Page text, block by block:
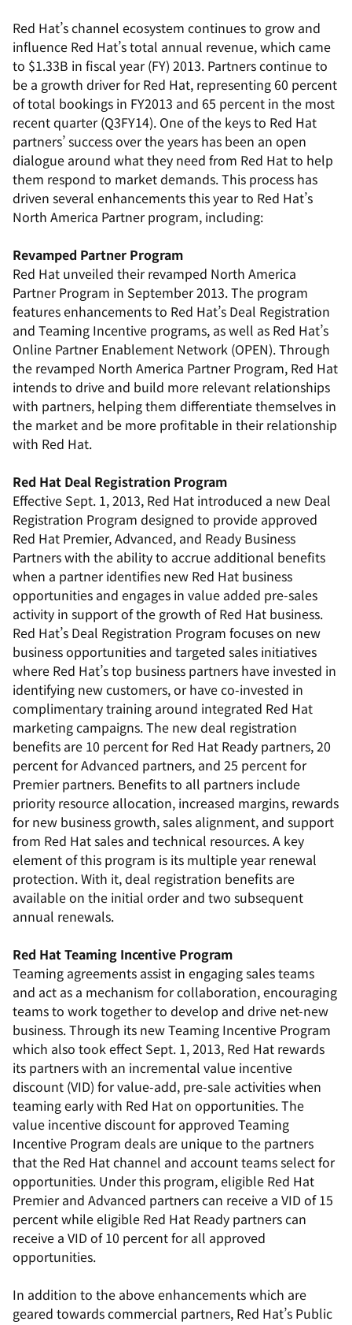
Red Hat’s channel ecosystem continues to grow and
influence Red Hat’s total annual revenue, which came
to $1.33B in fiscal year (FY) 2013. Partners continue to
be a growth driver for Red Hat, representing 60 percent
of total bookings in FY2013 and 65 percent in the most
recent quarter (Q3FY14). One of the keys to Red Hat
partners’ success over the years has been an open
dialogue around what they need from Red Hat to help
them respond to market demands. This process has
driven several enhancements this year to Red Hat’s
North America Partner program, including:
Revamped Partner Program
Red Hat unveiled their revamped North America
Partner Program in September 2013. The program
features enhancements to Red Hat’s Deal Registration
and Teaming Incentive programs, as well as Red Hat’s
Online Partner Enablement Network (OPEN). Through
the revamped North America Partner Program, Red Hat
intends to drive and build more relevant relationships
with partners, helping them differentiate themselves in
the market and be more profitable in their relationship
with Red Hat.
Red Hat Deal Registration Program
Effective Sept. 1, 2013, Red Hat introduced a new Deal
Registration Program designed to provide approved
Red Hat Premier, Advanced, and Ready Business
Partners with the ability to accrue additional benefits
when a partner identifies new Red Hat business
opportunities and engages in value added pre-sales
activity in support of the growth of Red Hat business.
Red Hat’s Deal Registration Program focuses on new
business opportunities and targeted sales initiatives
where Red Hat’s top business partners have invested in
identifying new customers, or have co-invested in
complimentary training around integrated Red Hat
marketing campaigns. The new deal registration
benefits are 10 percent for Red Hat Ready partners, 20
percent for Advanced partners, and 25 percent for
Premier partners. Benefits to all partners include
priority resource allocation, increased margins, rewards
for new business growth, sales alignment, and support
from Red Hat sales and technical resources. A key
element of this program is its multiple year renewal
protection. With it, deal registration benefits are
available on the initial order and two subsequent
annual renewals.
Red Hat Teaming Incentive Program
Teaming agreements assist in engaging sales teams
and act as a mechanism for collaboration, encouraging
teams to work together to develop and drive net-new
business. Through its new Teaming Incentive Program
which also took effect Sept. 1, 2013, Red Hat rewards
its partners with an incremental value incentive
discount (VID) for value-add, pre-sale activities when
teaming early with Red Hat on opportunities. The
value incentive discount for approved Teaming
Incentive Program deals are unique to the partners
that the Red Hat channel and account teams select for
opportunities. Under this program, eligible Red Hat
Premier and Advanced partners can receive a VID of 15
percent while eligible Red Hat Ready partners can
receive a VID of 10 percent for all approved
opportunities.
In addition to the above enhancements which are
geared towards commercial partners, Red Hat’s Public